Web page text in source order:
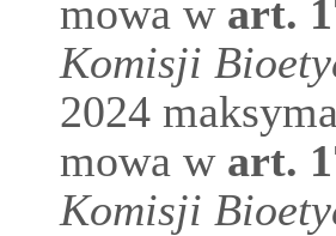
mowa wart.
Komisji
2024
mowa wart.
Komisji